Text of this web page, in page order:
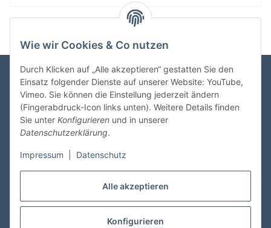
Alle akzeptieren
Konfigurieren
Wie wir Cookies & Co nutzen
Durch Klicken auf „Alle akzeptieren“ gestatten Sie den
Einsatz folgender Dienste auf unserer Website: YouTube,
Vimeo. Sie können die Einstellung jederzeit ändern
(Fingerabdruck-Icon links unten). Weitere Details finden
Sie unter Konfigurieren und in unserer
Datenschutzerklärung.
Impressum Datenschutz
Zahlungsmöglichkeiten
Versandinformationen